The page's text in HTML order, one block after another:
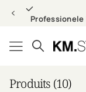
Professionele
Produits (10)